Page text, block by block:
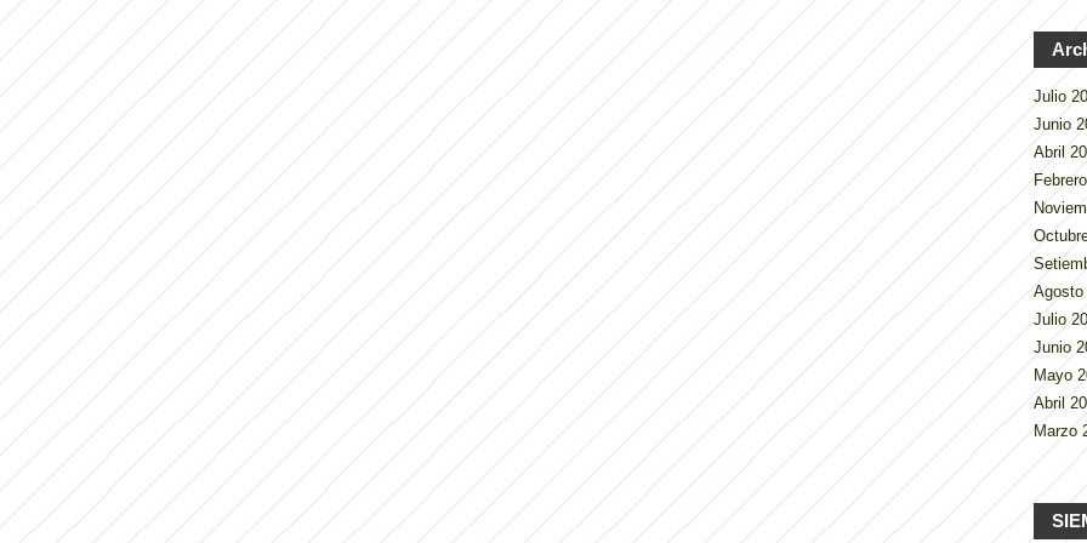
Julio
Junio
Abril
Julio
Junio
Mayo
Abril
Marzo